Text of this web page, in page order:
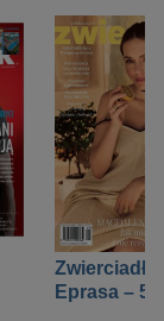
Zwierciadło
Eprasa – 5/